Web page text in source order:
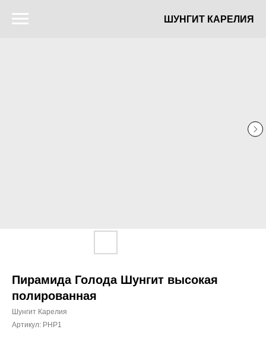
ШУНГИТ КАРЕЛИЯ
Пирамида Голода Шунгит высокая
полированная
Шунгит Карелия
Артикул: PHP1